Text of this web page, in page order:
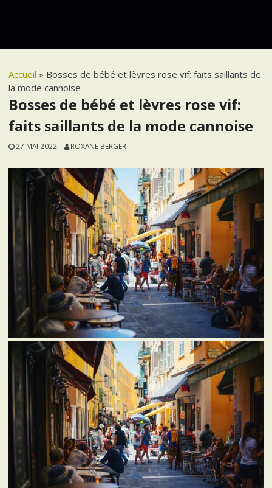
Accueil » Bosses de bébé et lèvres rose vif: faits saillants de
la mode cannoise
Bosses de bébé et lèvres rose vif:
faits saillants de la mode cannoise
27 MAI 2022 ROXANE BERGER